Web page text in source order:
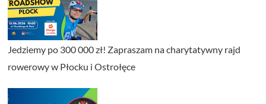
Jedziemy po 300 000 zł! Zapraszam na charytatywny rajd
rowerowy w Płocku i Ostrołęce